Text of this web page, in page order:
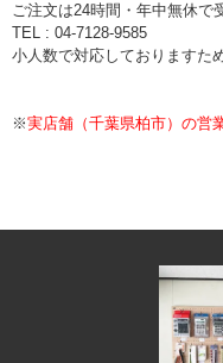
ご注文は24時間・年中無休で
TEL : 04-7128-9585
小人数で対応しておりますた
※実店舗（千葉県柏市）の営